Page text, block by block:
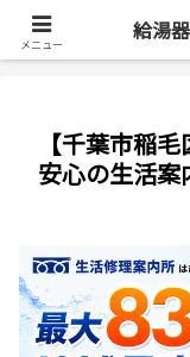
最短
【千葉市稲
安心の生活案
メニュー
給湯